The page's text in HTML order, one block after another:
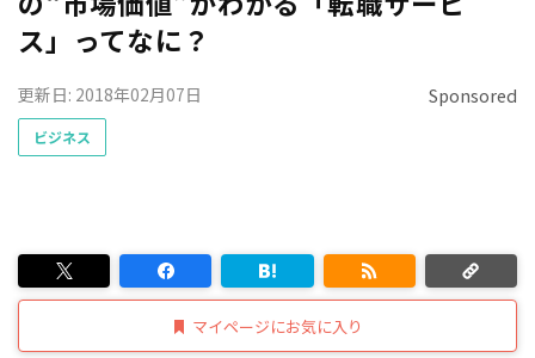
ス」ってなに？
Sponsored
更新日: 2018年02月07日
ビジネス
マイページにお気に入り